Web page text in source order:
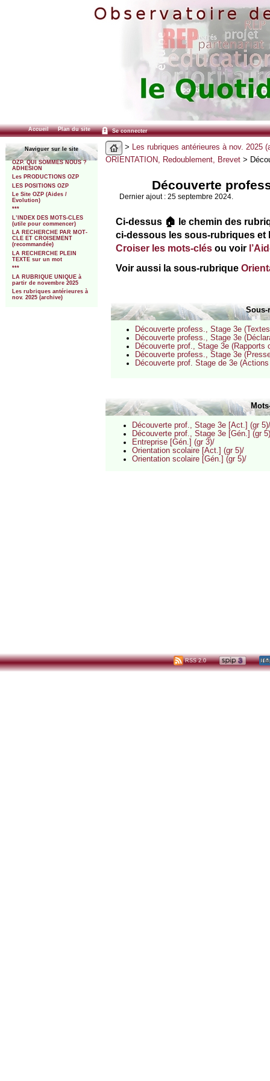
Accueil Plan du site Se connecter
Naviguer sur le site
OZP. QUI SOMMES NOUS ?
ADHESION
Les PRODUCTIONS OZP
LES POSITIONS OZP
Le Site OZP (Aides /
Evolution)
***
L’INDEX DES MOTS-CLES
(utile pour commencer)
LA RECHERCHE PAR MOT-
CLE ET CROISEMENT
(recommandée)
LA RECHERCHE PLEIN
TEXTE sur un mot
***
LA RUBRIQUE UNIQUE à
partir de novembre 2025
Les rubriques antérieures à
nov. 2025 (archive)
> Les rubriques antérieures à nov. 2025
ORIENTATION, Redoublement, Brevet>
Découverte
Dernier ajout : 25 septembre 2024.
Ci-dessus 🏠 le chemin des
ci-dessous les sous-rubriques et
Croiser les mots-clés ou voir
Voir aussi la sous-rubrique
Sous-
Découverte profess., Stage 3e
Découverte profess., Stage 3e
Découverte prof., Stage 3e (Rapports
Découverte profess., Stage 3e
Découverte prof. Stage de 3e
Découverte prof., Stage 3e [Act.] (gr
Découverte prof., Stage 3e [Gén.] (gr
Entreprise [Gén.] (gr 3)/
Orientation scolaire [Act.] (gr 5)/
Orientation scolaire [Gén.] (gr 5)/
RSS 2.0